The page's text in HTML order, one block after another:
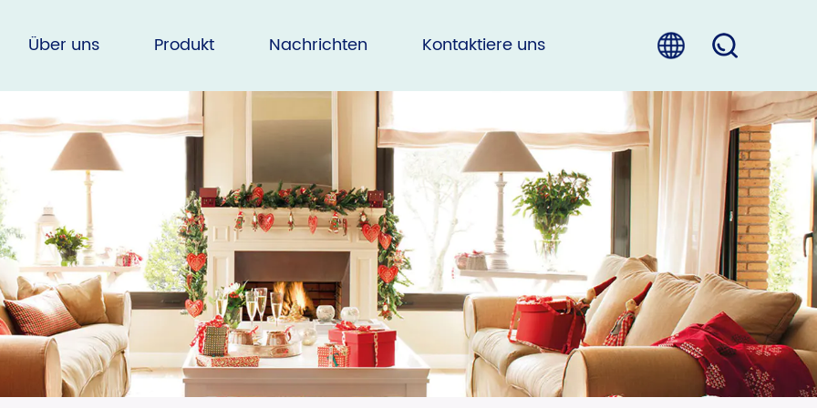
Über uns Produkt Nachrichten Kontaktiere uns